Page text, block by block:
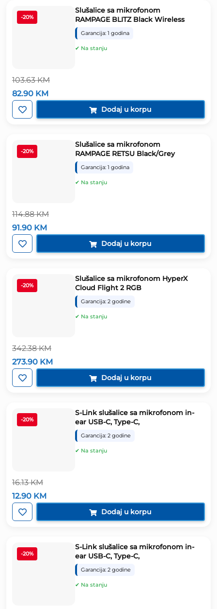
-20%
103.63KM
Izvorna
cijena
bila
je:
82.90 KM
cijena
82.90 KM.
Slušalice sa mikrofonom
RAMPAGE BLITZ Black Wireless
Garancija: 1 godina
✔ Na stanju
Dodaj u korpu
-20%
114.88KM
Izvorna
cijena
bila
je:
91.90 KM
cijena
91.90 KM.
Slušalice sa mikrofonom
RAMPAGE RETSU Black/Grey
Garancija: 1 godina
✔ Na stanju
Dodaj u korpu
-20%
342.38KM
Izvorna
cijena
bila
je:
273.90 KM
cijena
273.90 KM.
Slušalice sa mikrofonom HyperX
Cloud Flight 2 RGB
Garancija: 2 godine
✔ Na stanju
Dodaj u korpu
-20%
16.13KM
Izvorna
cijena
bila
je:
12.90 KM
cijena
12.90 KM.
S-Link slušalice sa mikrofonom in-
ear USB-C, Type-C,
Garancija: 2 godine
✔ Na stanju
Dodaj u korpu
-20%
S-Link slušalice sa mikrofonom in-
ear USB-C, Type-C,
Garancija: 2 godine
✔ Na stanju